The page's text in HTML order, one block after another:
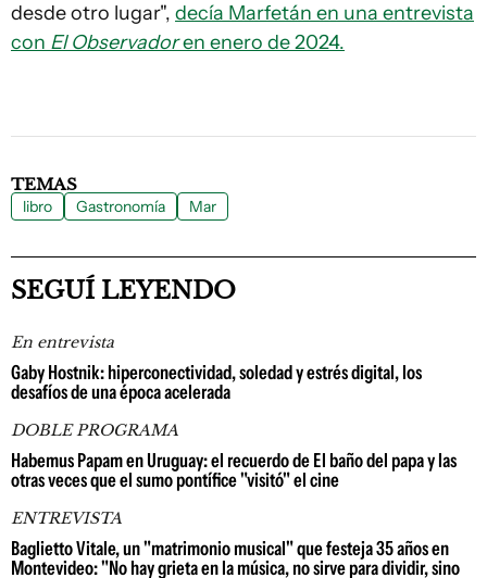
desde otro lugar", decía Marfetán en una entrevista
con El Observadoren enero de 2024.
TEMAS
libro Gastronomía Mar
SEGUÍ LEYENDO
En entrevista
Gaby Hostnik: hiperconectividad, soledad y estrés digital, los
desafíos de una época acelerada
DOBLE PROGRAMA
Habemus Papam en Uruguay: el recuerdo de El baño del papa y las
otras veces que el sumo pontífice "visitó" el cine
ENTREVISTA
Baglietto Vitale, un "matrimonio musical" que festeja 35 años en
Montevideo: "No hay grieta en la música, no sirve para dividir, sino